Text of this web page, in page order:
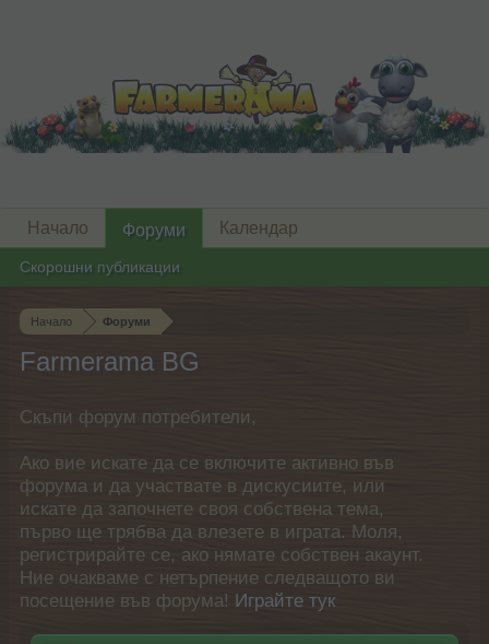
Начало Форуми
Farmerama BG
Скъпи форум потребители,
Ако вие искате да се включите активно във
форума и да участвате в дискусиите, или
искате да започнете своя собствена тема,
първо ще трябва да влезете в играта. Моля,
регистрирайте се, ако нямате собствен акаунт.
Ние очакваме с нетърпение следващото ви
посещение във форума! Играйте тук
Начало Форуми
Скорошни публикации
Календар